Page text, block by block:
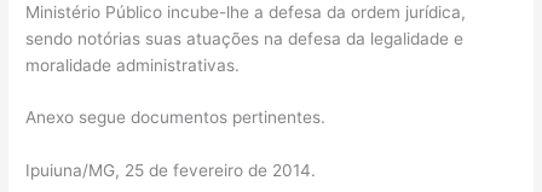
Ministério Público incube-lhe a defesa da ordem jurídica,
sendo notórias suas atuações na defesa da legalidade e
moralidade administrativas.
Anexo segue documentos pertinentes.
Ipuiuna/MG, 25 de fevereiro de 2014.